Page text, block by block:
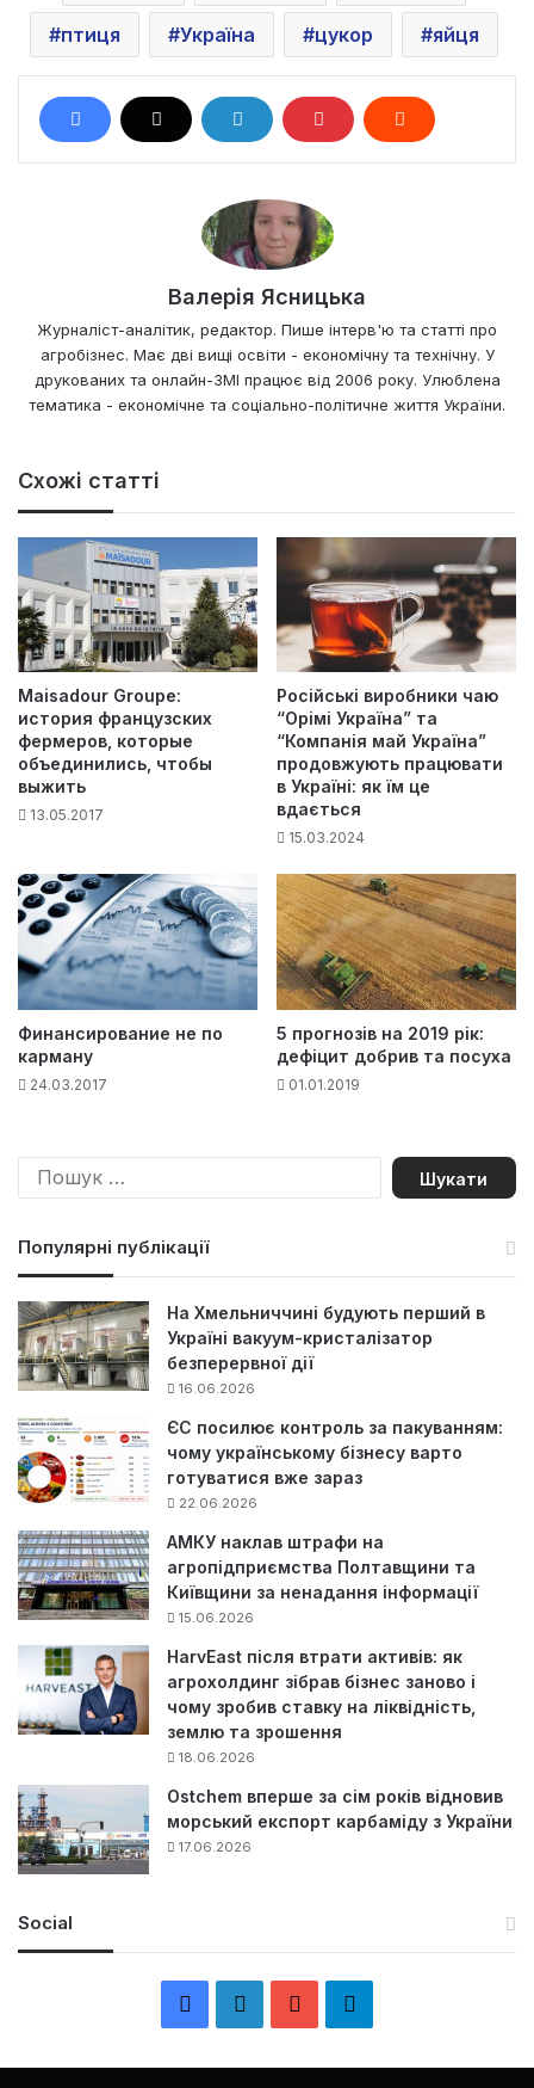
птиця Україна цукор яйця
Валерія Ясницька
Журналіст-аналітик, редактор. Пише інтерв'ю та статті про
агробізнес. Має дві вищі освіти - економічну та технічну. У
друкованих та онлайн-ЗМІ працює від 2006 року. Улюблена
тематика - економічне та соціально-політичне життя України.
Схожі статті
Maisadour Groupe:
история французских
фермеров, которые
объединились, чтобы
выжить
13.05.2017
Російські виробники чаю
“Орімі Україна” та
“Компанія май Україна”
продовжують працювати
в Україні: як їм це
вдається
15.03.2024
Финансирование не по
карману
24.03.2017
5 прогнозів на 2019 рік:
дефіцит добрив та посуха
01.01.2019
П
Популярні публікації
На Хмельниччині будують перший в
Україні вакуум-кристалізатор
безперервної дії
16.06.2026
ЄС посилює контроль за пакуванням:
чому українському бізнесу варто
готуватися вже зараз
22.06.2026
АМКУ наклав штрафи на
агропідприємства Полтавщини та
Київщини за ненадання інформації
15.06.2026
HarvEast після втрати активів: як
агрохолдинг зібрав бізнес заново і
чому зробив ставку на ліквідність,
землю та зрошення
18.06.2026
Ostchem вперше за сім років відновив
морський експорт карбаміду з України
17.06.2026
Social